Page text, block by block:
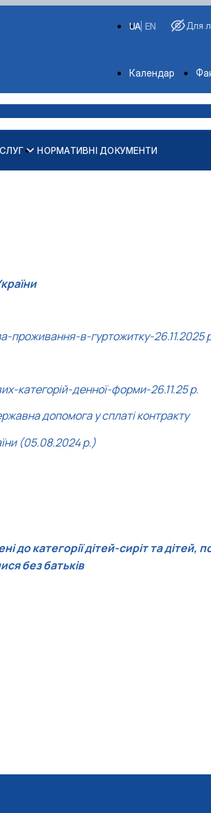
EN
UA Для
Departments
Календар
НОРМАТИВНІ ДОКУМЕНТИ
проживання-в-гуртожитку-26.11.2025
категорій-денної-форми-26.11.25 р.
допомога у сплаті контракту
(05.08.2024 р.)
категорії дітей-сиріт та дітей,
без батьків